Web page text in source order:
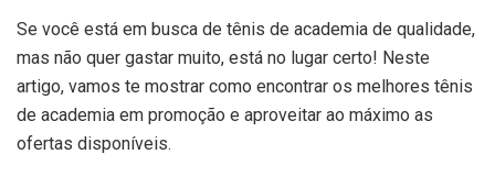
Se você está em busca de tênis de academia de qualidade,
mas não quer gastar muito, está no lugar certo! Neste
artigo, vamos te mostrar como encontrar os melhores tênis
de academia em promoção e aproveitar ao máximo as
ofertas disponíveis.